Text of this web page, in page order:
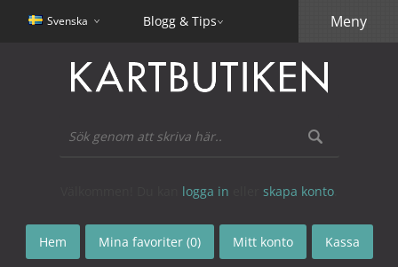
Svenska Blogg & Tips
logga in skapa konto
Hem Mina favoriter (0) Mitt konto Kassa
Meny